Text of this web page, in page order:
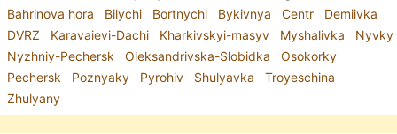
Bahrinova hora Bilychi Bortnychi Bykivnya Centr
Demiivka
DVRZ
Karavaievi-Dachi Kharkivskyi-masyv Myshalivka
Nyvky
Nyzhniy-Pechersk
Oleksandrivska-Slobidka
Osokorky
Pechersk
Poznyaky Pyrohiv Shulyavka
Troyeschina
Zhulyany